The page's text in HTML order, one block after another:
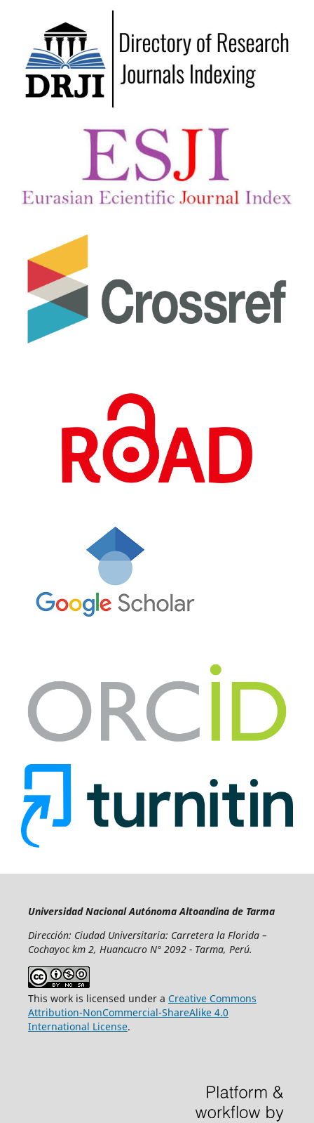
Universidad Nacional Autónoma Altoandina de Tarma
Dirección: Ciudad Universitaria: Carretera la Florida –
Cochayoc km 2, Huancucro N° 2092 - Tarma, Perú.
This work is licensed under a Creative Commons
Attribution-NonCommercial-ShareAlike 4.0
International License.